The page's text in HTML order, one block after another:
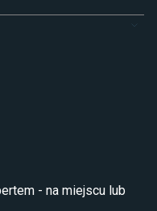
- na miejscu lub